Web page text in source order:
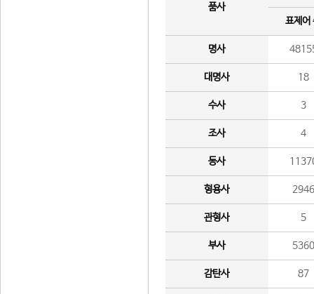
품사
표제어
명사
대명사 18
수사 3
조사 4
동사
형용사 2946
관형사 5
부사 5360
감탄사 87